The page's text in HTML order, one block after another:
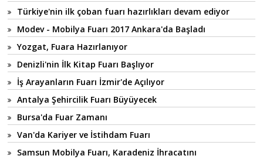
Türkiye'nin ilk çoban fuarı hazırlıkları devam ediyor
Modev - Mobilya Fuarı 2017 Ankara'da Başladı
Yozgat, Fuara Hazırlanıyor
Denizli'nin İlk Kitap Fuarı Başlıyor
İş Arayanların Fuarı İzmir'de Açılıyor
Antalya Şehircilik Fuarı Büyüyecek
Bursa'da Fuar Zamanı
Van'da Kariyer ve İstihdam Fuarı
Samsun Mobilya Fuarı, Karadeniz İhracatını